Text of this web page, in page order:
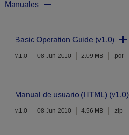
Manuales
Basic Operation Guide (v1.0)
v.1.0 08-Jun-2010 2.09 MB .pdf
Manual de usuario (HTML) (v1.0)
v.1.0 08-Jun-2010 4.56 MB .zip